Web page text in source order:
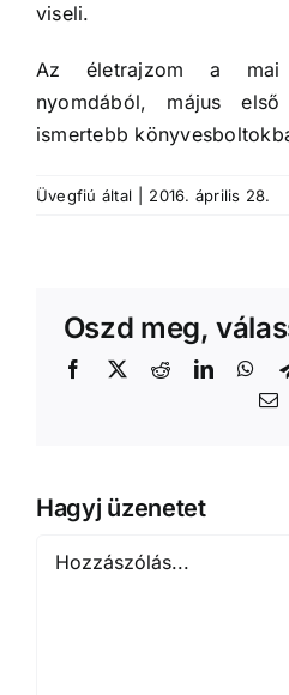
viseli.
Az életrajzom a
nyomdából, május
ismertebb
Üvegfiú által 2016. április 28.
Oszd meg,
Facebook
X RedditLinkedIn
Hagyj üzenetet
Hozzászólás